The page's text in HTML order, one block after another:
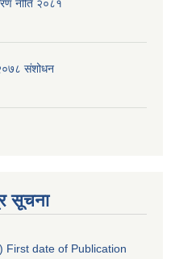
नीति २०८१
२०७८ संशोधन
सूचना
First date of Publication